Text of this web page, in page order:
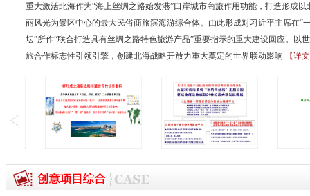
重大激活北海作为“海上丝绸之路始发港”口岸城市商旅作用功能，打造形成以
丽风光为景区中心的最大民俗商旅滨海游综合体。由此形成对习近平主席在“
坛”所作“联合打造具有丝绸之路特色旅游产品”重要指示的重大建设回应。以
旅合作标志性引领引擎，创建北海战略开放力重大奠定的世界联动影响
【详